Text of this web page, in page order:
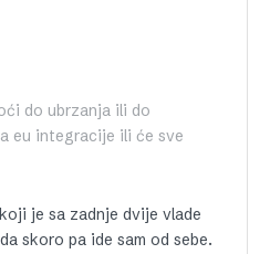
do ubrzanja ili do
eu integracije ili će sve
je sa zadnje dvije vlade
skoro pa ide sam od sebe.